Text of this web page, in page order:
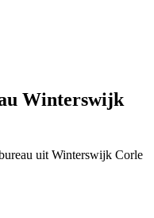
Winterswijk
uit Winterswijk Corle